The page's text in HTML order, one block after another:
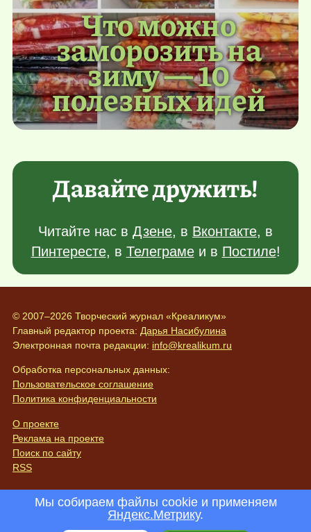
Что можно
заморозить на
зиму — 10
полезных идей
Давайте дружить!
Читайте нас в Дзене, в Вконтакте, в
Пинтересте, в Телеграмеи в Постиле!
© 2007–2026 Творческий журнал «Креаликум»
Главный редактор проекта: Дарья Насибулина
Электронная почта редакции: info@krealikum.ru
Обработка персональных данных:
Пользовательское соглашение
Политика конфиденциальности
О проекте
Реклама на проекте
Поиск по сайту
RSS
Мы собираем файлы cookie и применяем
Яндекс.Метрику.